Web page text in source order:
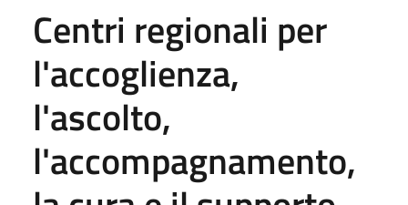
Centri regionali per
l'accoglienza,
l'ascolto,
l'accompagnamento,